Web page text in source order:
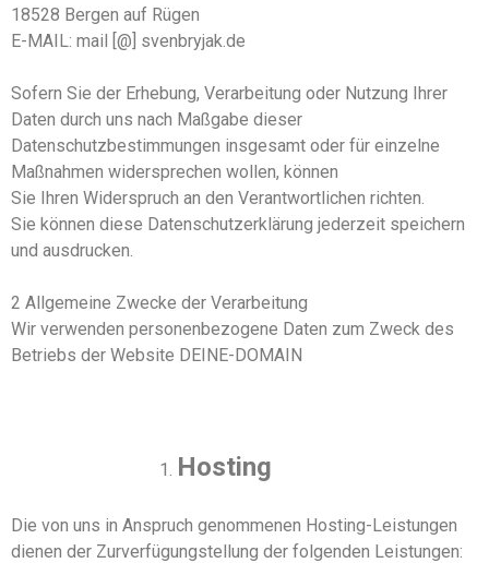
18528 Bergen auf Rügen
E-MAIL: mail [@] svenbryjak.de
Sofern Sie der Erhebung, Verarbeitung oder Nutzung Ihrer
Daten durch uns nach Maßgabe dieser
Datenschutzbestimmungen insgesamt oder für einzelne
Maßnahmen widersprechen wollen, können
Sie Ihren Widerspruch an den Verantwortlichen richten.
Sie können diese Datenschutzerklärung jederzeit speichern
und ausdrucken.
2 Allgemeine Zwecke der Verarbeitung
Wir verwenden personenbezogene Daten zum Zweck des
Betriebs der Website DEINE-DOMAIN
Hosting
Die von uns in Anspruch genommenen Hosting-Leistungen
dienen der Zurverfügungstellung der folgenden Leistungen: